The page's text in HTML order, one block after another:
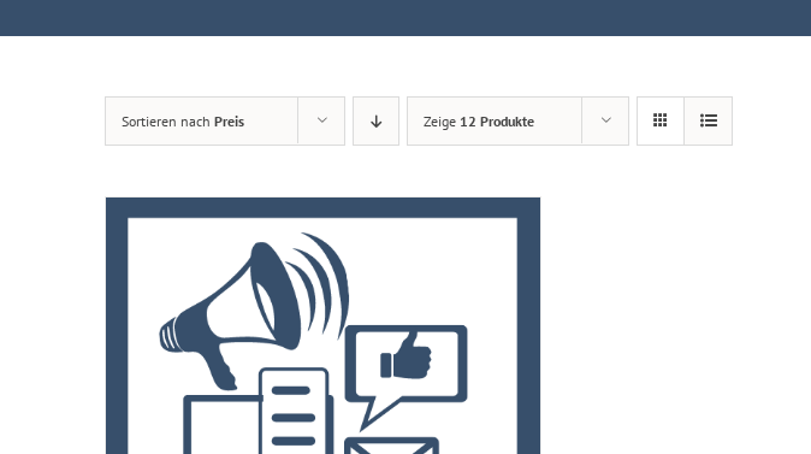
Sortieren nach Preis Zeige 12 Produkte